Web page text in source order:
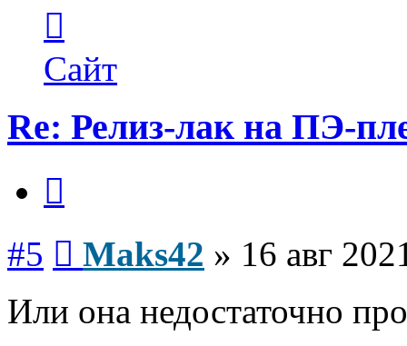
пользователя
Maks42
Сайт
Re: Релиз-лак на ПЭ-
#5 Maks42 » 16 авг
Или она недостаточно